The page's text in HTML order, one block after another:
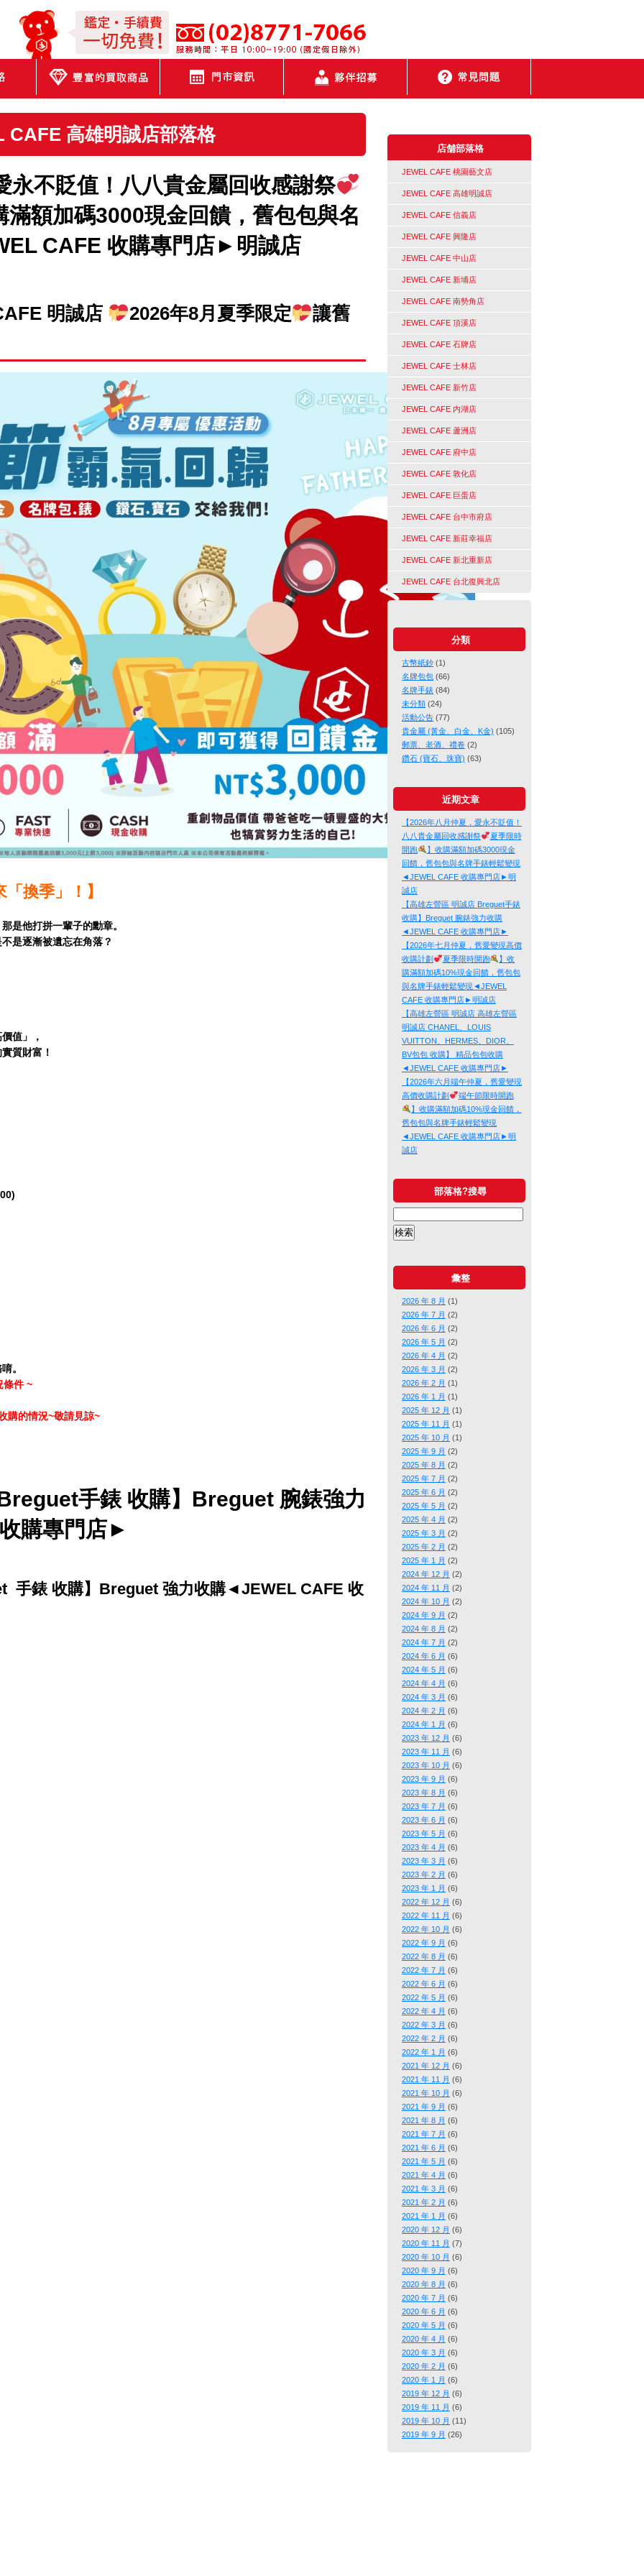
回收（18K・14K・10K）白金回收｜高雄K金回收 JEWEL CAFE
CAFE 高雄明誠店部落格
永不貶值！八八貴金屬回收感謝祭
滿額加碼3000現金回饋，舊包包與名
CAFE 收購專門店►明誠店
明誠店 2026年8月夏季限定 讓舊
換季」！】
是他打拼一輩子的勳章。
是逐漸被遺忘在角落？
值」，
質財富！
。
條件 ~
購的情況~敬請見諒~
手錶 收購】Breguet 腕錶強力
購專門店►
手錶 收購】Breguet 強力收購◄JEWEL CAFE 收
店舗部落格
JEWEL CAFE 桃園藝文店
JEWEL CAFE 高雄明誠店
JEWEL CAFE 信義店
JEWEL CAFE 興隆店
JEWEL CAFE 中山店
JEWEL CAFE 新埔店
JEWEL CAFE 南勢角店
JEWEL CAFE 頂溪店
JEWEL CAFE 石牌店
JEWEL CAFE 士林店
JEWEL CAFE 新竹店
JEWEL CAFE 内湖店
JEWEL CAFE 蘆洲店
JEWEL CAFE 府中店
JEWEL CAFE 敦化店
JEWEL CAFE 巨蛋店
JEWEL CAFE 台中市府店
JEWEL CAFE 新莊幸福店
JEWEL CAFE 新北重新店
JEWEL CAFE 台北復興北店
分類
古幣紙鈔 (1)
名牌包包 (66)
名牌手錶 (84)
未分類 (24)
活動公告 (77)
貴金屬 (黃金、白金、K金) (105)
郵票、老酒、禮卷 (2)
鑽石 (寶石、珠寶) (63)
近期文章
【2026年八月仲夏，愛永不貶值！
八八貴金屬回收感謝祭
夏季限時
開跑
】收購滿額加碼3000現金
回饋，舊包包與名牌手錶輕鬆變現
◄JEWEL CAFE 收購專門店►明
誠店
【高雄左營區 明誠店 Breguet手錶
收購】Breguet 腕錶強力收購
◄JEWEL CAFE 收購專門店►
【2026年七月仲夏，舊愛變現高價
收購計劃
夏季限時開跑
】收
購滿額加碼10%現金回饋，舊包包
與名牌手錶輕鬆變現◄JEWEL
CAFE 收購專門店►明誠店
【高雄左營區 明誠店 高雄左營區
明誠店 CHANEL、LOUIS
VUITTON、HERMES、DIOR、
BV包包 收購】 精品包包收購
◄JEWEL CAFE 收購專門店►
【2026年六月端午仲夏，舊愛變現
高價收購計劃
端午節限時開跑
】收購滿額加碼10%現金回饋，
舊包包與名牌手錶輕鬆變現
◄JEWEL CAFE 收購專門店►明
誠店
部落格?搜尋
彙整
2026 年 8 月 (1)
2026 年 7 月 (2)
2026 年 6 月 (2)
2026 年 5 月 (2)
2026 年 4 月 (2)
2026 年 3 月 (2)
2026 年 2 月 (1)
2026 年 1 月 (1)
2025 年 12 月 (1)
2025 年 11 月 (1)
2025 年 10 月 (1)
2025 年 9 月 (2)
2025 年 8 月 (2)
2025 年 7 月 (2)
2025 年 6 月 (2)
2025 年 5 月 (2)
2025 年 4 月 (2)
2025 年 3 月 (2)
2025 年 2 月 (2)
2025 年 1 月 (2)
2024 年 12 月 (2)
2024 年 11 月 (2)
2024 年 10 月 (2)
2024 年 9 月 (2)
2024 年 8 月 (2)
2024 年 7 月 (2)
2024 年 6 月 (6)
2024 年 5 月 (6)
2024 年 4 月 (6)
2024 年 3 月 (6)
2024 年 2 月 (6)
2024 年 1 月 (6)
2023 年 12 月 (6)
2023 年 11 月 (6)
2023 年 10 月 (6)
2023 年 9 月 (6)
2023 年 8 月 (6)
2023 年 7 月 (6)
2023 年 6 月 (6)
2023 年 5 月 (6)
2023 年 4 月 (6)
2023 年 3 月 (6)
2023 年 2 月 (6)
2023 年 1 月 (6)
2022 年 12 月 (6)
2022 年 11 月 (6)
2022 年 10 月 (6)
2022 年 9 月 (6)
2022 年 8 月 (6)
2022 年 7 月 (6)
2022 年 6 月 (6)
2022 年 5 月 (6)
2022 年 4 月 (6)
2022 年 3 月 (6)
2022 年 2 月 (6)
2022 年 1 月 (6)
2021 年 12 月 (6)
2021 年 11 月 (6)
2021 年 10 月 (6)
2021 年 9 月 (6)
2021 年 8 月 (6)
2021 年 7 月 (6)
2021 年 6 月 (6)
2021 年 5 月 (6)
2021 年 4 月 (6)
2021 年 3 月 (6)
2021 年 2 月 (6)
2021 年 1 月 (6)
2020 年 12 月 (6)
2020 年 11 月 (7)
2020 年 10 月 (6)
2020 年 9 月 (6)
2020 年 8 月 (6)
2020 年 7 月 (6)
2020 年 6 月 (6)
2020 年 5 月 (6)
2020 年 4 月 (6)
2020 年 3 月 (6)
2020 年 2 月 (6)
2020 年 1 月 (6)
2019 年 12 月 (6)
2019 年 11 月 (6)
2019 年 10 月 (11)
2019 年 9 月 (26)